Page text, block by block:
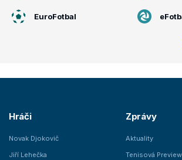
EuroFotbal
Hráči
Novak Djokovič
Jiří Lehečka
Zprávy
Aktuality
Tenisová